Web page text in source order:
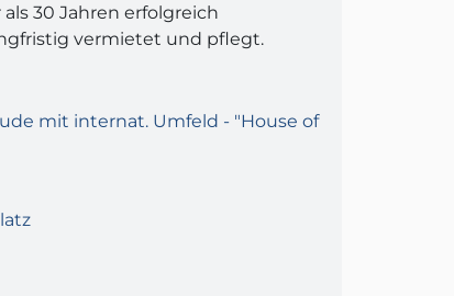
30 Jahren erfolgreich
vermietet und pflegt.
mit internat. Umfeld - "House of